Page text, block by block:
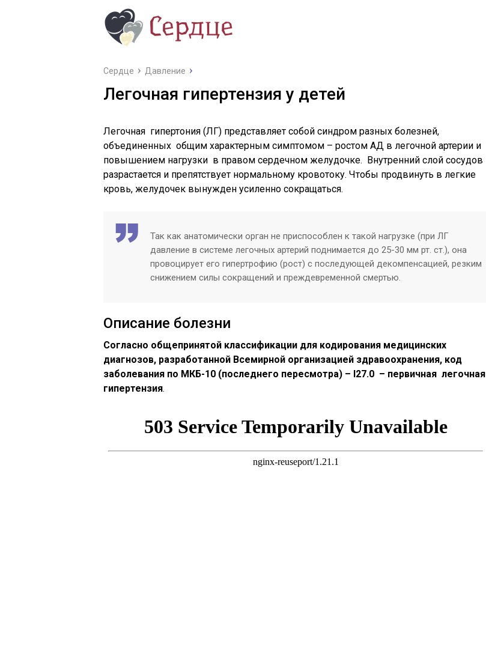
Сердце Давление
Легочная гипертензия у детей
Легочная гипертония (ЛГ) представляет собой синдром разных болезней,
объединенных общим характерным симптомом – ростом АД в легочной артерии и
повышением нагрузки в правом сердечном желудочке. Внутренний слой сосудов
разрастается и препятствует нормальному кровотоку. Чтобы продвинуть в легкие
кровь, желудочек вынужден усиленно сокращаться.
Так как анатомически орган не приспособлен к такой нагрузке (при ЛГ
давление в системе легочных артерий поднимается до 25-30 мм рт. ст.), она
провоцирует его гипертрофию (рост) с последующей декомпенсацией, резким
снижением силы сокращений и преждевременной смертью.
Описание болезни
Согласно общепринятой классификации для кодирования медицинских
диагнозов, разработанной Всемирной организацией здравоохранения, код
заболевания по МКБ-10 (последнего пересмотра) – I27.0 – первичная легочная
гипертензия.